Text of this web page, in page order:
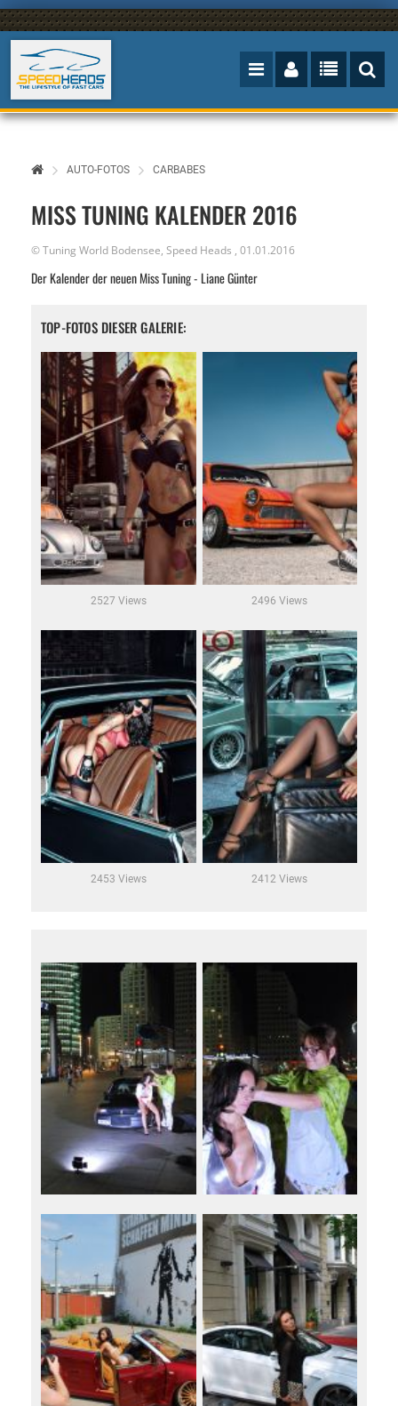
AUTO-FOTOS CARBABES
MISS TUNING KALENDER 2016
© Tuning World Bodensee, Speed Heads , 01.01.2016
Der Kalender der neuen Miss Tuning - Liane Günter
TOP-FOTOS DIESER GALERIE:
2527 Views 2496 Views
2453 Views 2412 Views